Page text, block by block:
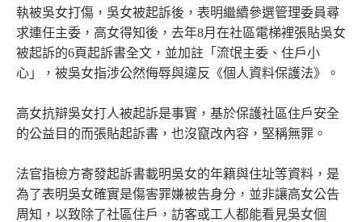
執被吳女打傷，吳女被起訴後，表明繼續參選管理委員尋
求連任主委，高女得知後，去年8月在社區電梯裡張貼吳女
被起訴的6頁起訴書全文，並加註「流氓主委、住戶小
心」，被吳女指涉公然侮辱與違反《個人資料保護法》。
高女抗辯吳女打人被起訴是事實，基於保護社區住戶安全
的公益目的而張貼起訴書，也沒竄改內容，堅稱無罪。
法官指檢方寄發起訴書載明吳女的年籍與住址等資料，是
為了表明吳女確實是傷害罪嫌被告身分，並非讓高女公告
周知，以致除了社區住戶，訪客或工人都能看見吳女個